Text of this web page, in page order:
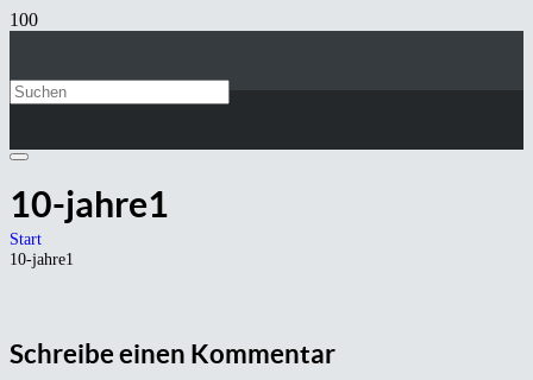
10-jahre1
Start
10-jahre1
Schreibe einen Kommentar